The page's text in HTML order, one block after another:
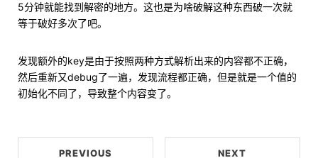
5分钟就能找到解密的地方。这也是为啥破解这种东西破一次就
等于破好多次了吧。
发现额外的key是由于按照两种方式解析出来的内容都不正确，
然后重新又debug了一遍，发现流程都正确，但是就是一个值的
初始化不同了，导致整个内容变了。
PREVIOUS
NEXT